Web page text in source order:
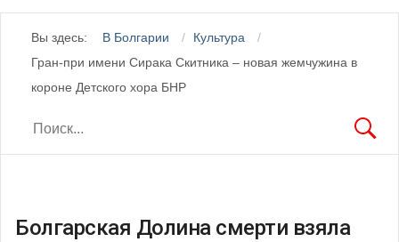
Вы здесь: В Болгарии
Культура
Гран-при имени Сирака Скитника – новая жемчужина в
короне Детского хора БНР
Болгарская Долина смерти взяла